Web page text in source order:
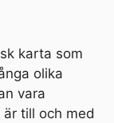
karta som
olika
vara
till och med